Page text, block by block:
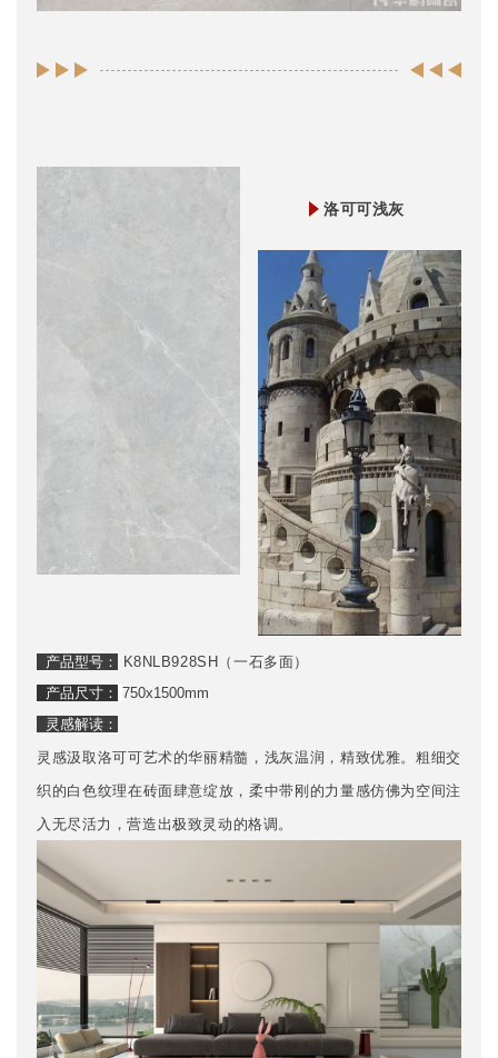
洛可可浅灰
产品型号：
K8NLB928SH（一石多面）
产品尺寸： 750x1500mm
灵感解读：
灵感汲取洛可可艺术的华丽精髓，浅灰温润，精致优雅。粗细交
织的白色纹理在砖面肆意绽放，柔中带刚的力量感仿佛为空间注
入无尽活力，营造出极致灵动的格调。